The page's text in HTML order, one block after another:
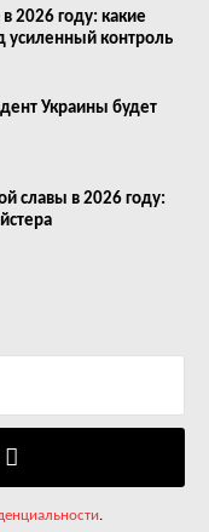
2026 году: какие
усиленный контроль
Украины будет
славы в 2026 году:
.